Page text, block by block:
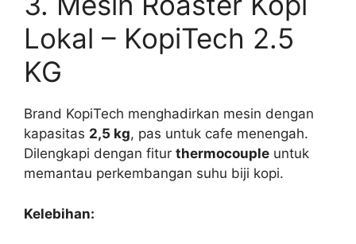
Lokal – KopiTech 2.5
KG
Brand KopiTech menghadirkan mesin dengan
kapasitas 2,5 kg, pas untuk cafe menengah.
Dilengkapi dengan fitur thermocouple untuk
memantau perkembangan suhu biji kopi.
Kelebihan: